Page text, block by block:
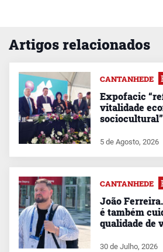
Artigos relacionados
CANTANHEDE
Expofacic
vitalidade
5 de Agosto, 2026
CANTANHEDE
João
é também
qualidade de
30 de Julho, 2026